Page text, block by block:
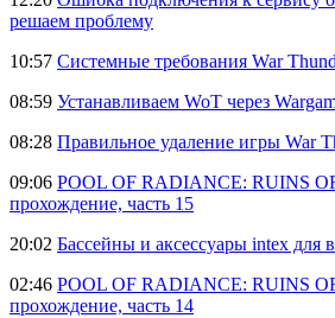
решаем проблему
10:57 Системные требования War
08:59 Устанавливаем WoT через
08:28 Правильное удаление игры War
09:06 POOL OF RADIANCE: RUINS
прохождение, часть 15
20:02 Бассейны и аксессуары intex для
02:46 POOL OF RADIANCE: RUINS
прохождение, часть 14